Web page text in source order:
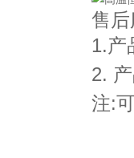
售
1.产
2.
注: